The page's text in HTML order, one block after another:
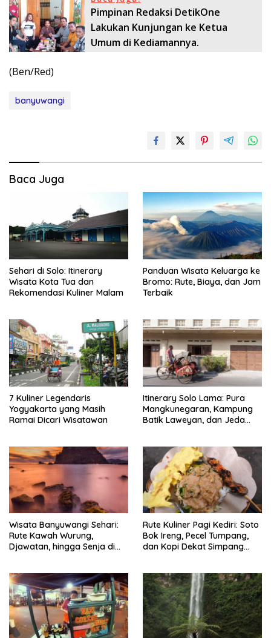
Pimpinan Redaksi DetikOne
Lakukan Kunjungan ke Ketua
Umum di Kediamannya.
(Ben/Red)
banyuwangi
Baca Juga
Sehari di Solo: Itinerary
Wisata Kota Tua dan
Rekomendasi Kuliner Malam
Panduan Wisata Keluarga ke
Bromo: Rute, Biaya, dan Jam
Terbaik
7 Kuliner Legendaris
Yogyakarta yang Masih
Ramai Dicari Wisatawan
Itinerary Solo Lama: Pura
Mangkunegaran, Kampung
Batik Laweyan, dan Jeda
Wisata Banyuwangi Sehari:
Rute Kawah Wurung,
Djawatan, hingga Senja di
Rute Kuliner Pagi Kediri: Soto
Bok Ireng, Pecel Tumpang,
dan Kopi Dekat Simpang